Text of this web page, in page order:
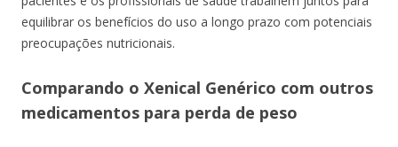
equilibrar os benefícios do uso a longo prazo com potenciais
preocupações nutricionais.
Comparando o Xenical Genérico com outros
medicamentos para perda de peso